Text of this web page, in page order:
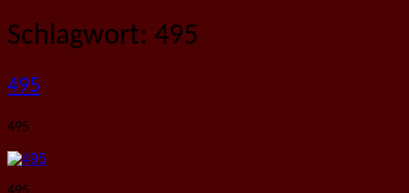
Schlagwort: 495
495
495